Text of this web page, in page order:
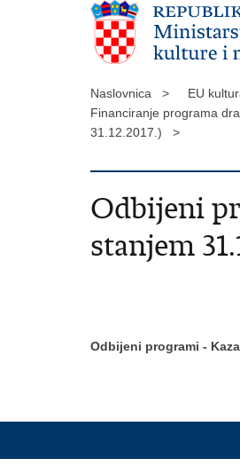
Naslovnica > EU
Financiranje programa
31.12.2017.) >
Odbijeni
stanjem
Odbijeni programi -